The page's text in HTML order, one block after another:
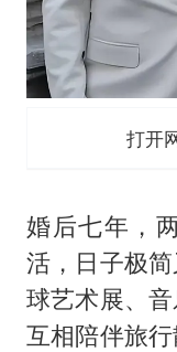
打开
婚后七年，
活，日子极
球艺术展、
互相陪伴旅